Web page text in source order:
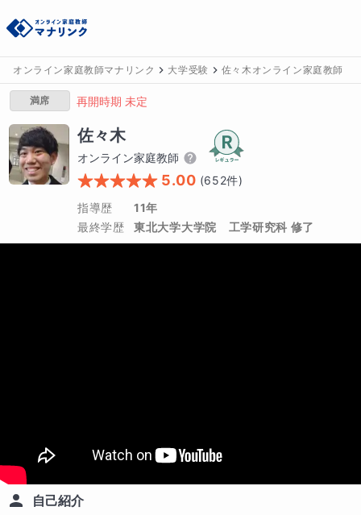
オンライン家庭教師マナリンク 大学受験 佐々木オンライン家庭教師
満席 再開時期 未定
佐々木
オンライン家庭教師
5.00 (652件)
指導歴
11年
最終学歴
東北大学大学院　工学研究科 修了
自己紹介